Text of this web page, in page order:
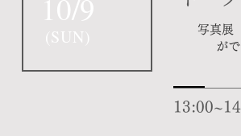
10/9
( SUN )
写真展
が